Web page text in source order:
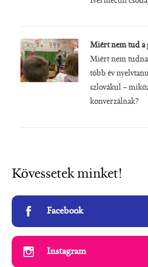
Miért nem tud a
Miért nem
több év
szlovákul –
konverzálnak?
Kövessetek minket!
Facebook
Instagram